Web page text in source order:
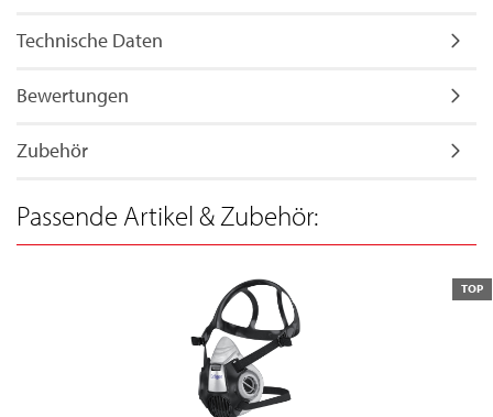
Technische Daten
Bewertungen
Zubehör
Passende Artikel & Zubehör:
TOP